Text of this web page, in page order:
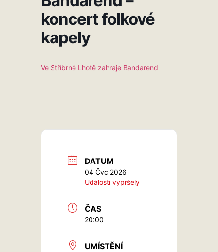
koncert folkové
kapely
Ve Stříbrné Lhotě zahraje Bandarend
DATUM
04 Čvc 2026
Události vypršely
ČAS
20:00
UMÍSTĚNÍ